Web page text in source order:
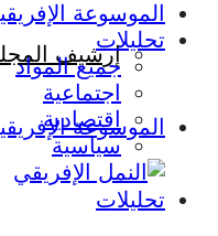
إرشيف
الموسوعة
تحليلات
الموسوعة
تحليلات
جميع المواد
اجتماعية
اقتصادية
سياسية